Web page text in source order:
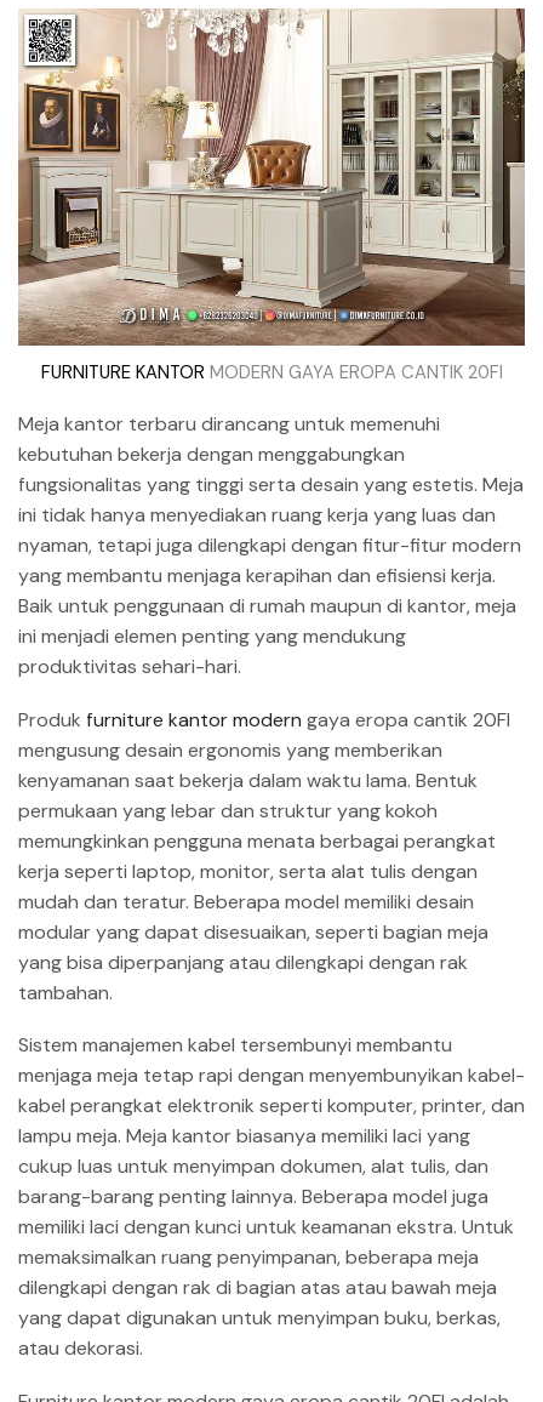
FURNITURE KANTOR MODERN GAYA EROPA CANTIK 20FI
Meja kantor terbaru dirancang untuk memenuhi
kebutuhan bekerja dengan menggabungkan
fungsionalitas yang tinggi serta desain yang estetis. Meja
ini tidak hanya menyediakan ruang kerja yang luas dan
nyaman, tetapi juga dilengkapi dengan fitur-fitur modern
yang membantu menjaga kerapihan dan efisiensi kerja.
Baik untuk penggunaan di rumah maupun di kantor, meja
ini menjadi elemen penting yang mendukung
produktivitas sehari-hari.
Produk furniture kantor modern gaya eropa cantik 20FI
mengusung desain ergonomis yang memberikan
kenyamanan saat bekerja dalam waktu lama. Bentuk
permukaan yang lebar dan struktur yang kokoh
memungkinkan pengguna menata berbagai perangkat
kerja seperti laptop, monitor, serta alat tulis dengan
mudah dan teratur. Beberapa model memiliki desain
modular yang dapat disesuaikan, seperti bagian meja
yang bisa diperpanjang atau dilengkapi dengan rak
tambahan.
Sistem manajemen kabel tersembunyi membantu
menjaga meja tetap rapi dengan menyembunyikan kabel-
kabel perangkat elektronik seperti komputer, printer, dan
lampu meja. Meja kantor biasanya memiliki laci yang
cukup luas untuk menyimpan dokumen, alat tulis, dan
barang-barang penting lainnya. Beberapa model juga
memiliki laci dengan kunci untuk keamanan ekstra. Untuk
memaksimalkan ruang penyimpanan, beberapa meja
dilengkapi dengan rak di bagian atas atau bawah meja
yang dapat digunakan untuk menyimpan buku, berkas,
atau dekorasi.